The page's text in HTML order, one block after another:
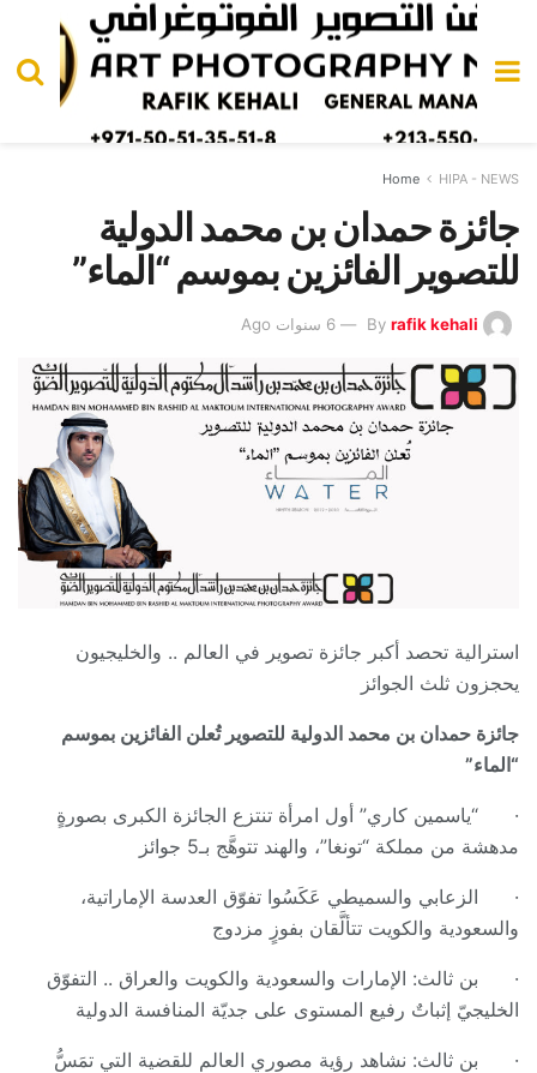
Home HIPA - NEWS
جائزة حمدان بن محمد الدولية
للتصوير الفائزين بموسم “الماء”
By rafik kehali 6 سنوات Ago
استرالية تحصد أكبر جائزة تصوير في العالم .. والخليجيون
يحجزون ثلث الجوائز
جائزة حمدان بن محمد الدولية للتصوير تُعلن الفائزين بموسم
“الماء”
· “ياسمين كاري” أول امرأة تنتزع الجائزة الكبرى بصورةٍ
مدهشة من مملكة “تونغا”، والهند تتوهَّج بـ5 جوائز
· الزعابي والسميطي عَكَسُوا تفوّق العدسة الإماراتية،
والسعودية والكويت تتألَّقان بفوزٍ مزدوج
· بن ثالث: الإمارات والسعودية والكويت والعراق .. التفوّق
الخليجيّ إثباتٌ رفيع المستوى على جديّة المنافسة الدولية
· بن ثالث: نشاهد رؤية مصوري العالم للقضية التي تمَسُّ